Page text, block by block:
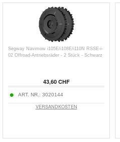
Segway Navimow i105E/i108E/i110N RSSE-i-
02 Offroad-Antriebsräder - 2 Stück - Schwarz
43,60 CHF
ART. NR.: 3020144
VERSANDKOSTEN